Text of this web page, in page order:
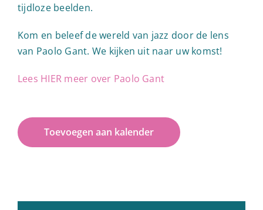
tijdloze beelden.
Kom en beleef de wereld van jazz door de lens
van Paolo Gant. We kijken uit naar uw komst!
Lees HIER meer over Paolo Gant
Toevoegen aan kalender